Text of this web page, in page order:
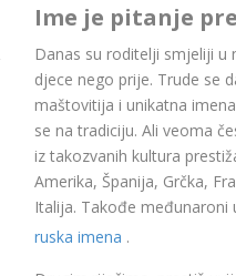
Ime je pitanje
Danas su roditelji smjeliji u
djece nego prije. Trude se
maštovitija i unikatna
se na tradiciju. Ali veoma
iz takozvanih kultura
Amerika, Španija, Grčka,
Italija. Takođe međunaroni
ruska imena .